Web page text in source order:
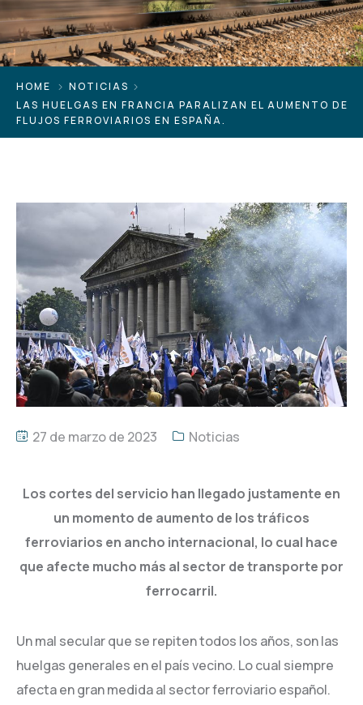
HOME
NOTICIAS
LAS HUELGAS EN FRANCIA PARALIZAN EL AUMENTO DE
FLUJOS FERROVIARIOS EN ESPAÑA.
27 de marzo de 2023 Noticias
Los cortes del servicio han llegado justamente en
un momento de aumento de los tráficos
ferroviarios en ancho internacional, lo cual hace
que afecte mucho más al sector de transporte por
ferrocarril.
Un mal secular que se repiten todos los años, son las
huelgas generales en el país vecino. Lo cual siempre
afecta en gran medida al sector ferroviario español.